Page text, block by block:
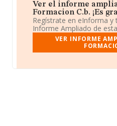
Ver el informe
Formacion C.b. ¡Es
Regístrate en eInforma y
Informe Ampliado de
VER INFORME